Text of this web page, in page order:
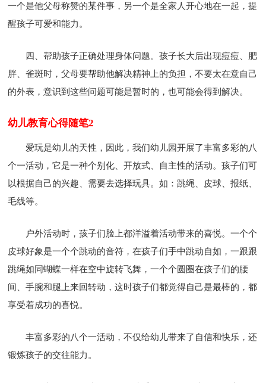
一个是他父母称赞的某件事，另一个是全家人开心地在一起，提
醒孩子可爱和能力。
四、帮助孩子正确处理身体问题。孩子长大后出现痘痘、肥
胖、雀斑时，父母要帮助他解决精神上的负担，不要太在意自己
的外表，意识到这些问题可能是暂时的，也可能会得到解决。
幼儿教育心得随笔2
爱玩是幼儿的天性，因此，我们幼儿园开展了丰富多彩的八
个一活动，它是一种个别化、开放式、自主性的活动。孩子们可
以根据自己的兴趣、需要去选择玩具。如：跳绳、皮球、报纸、
毛线等。
户外活动时，孩子们脸上都洋溢着活动带来的喜悦。一个个
皮球好象是一个个跳动的音符，在孩子们手中跳动自如，一跟跟
跳绳如同蝴蝶一样在空中旋转飞舞，一个个圆圈在孩子们的腰
间、手腕和腿上来回转动，这时孩子们都觉得自己是最棒的，都
享受着成功的喜悦。
丰富多彩的八个一活动，不仅给幼儿带来了自信和快乐，还
锻炼孩子的交往能力。